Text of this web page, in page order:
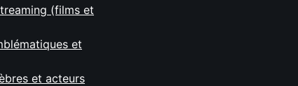
(films et
et
et acteurs